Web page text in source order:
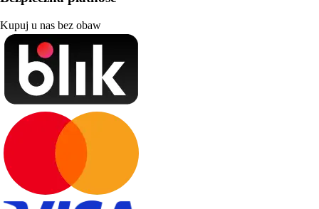
Kupuj u nas bez obaw